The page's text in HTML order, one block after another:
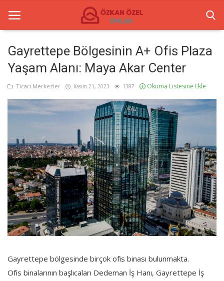
Anasayfa
Ticari Merkezler
Ticari Gayrimenkul
Türkçe
Gayrettepe Bölgesinin A+ Ofis Plaza
Yaşam Alanı: Maya Akar Center
Ticari Merkezler Kasım 21, 2023 1387 Okuma Listesine Ekle
Gayrettepe bölgesinde birçok ofis binası bulunmakta.
Ofis binalarının başlıcaları Dedeman İş Hanı, Gayrettepe İş